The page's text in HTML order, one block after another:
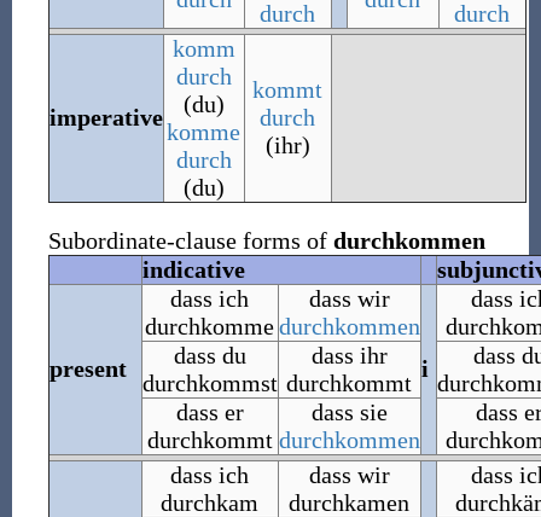
durch
durch
imperative
komm
durch
(du)
komme
durch
(du)
kommt
durch
(ihr)
Subordinate-clause forms of durchkommen
indicative
present
dass ich
durchkomme
dass wir
durchkommen
i
dass
dass du
durchkommst
dass ihr
durchkommt
dass
dass er
durchkommt
dass sie
durchkommen
dass
dass ich
durchkam
dass wir
durchkamen
dass